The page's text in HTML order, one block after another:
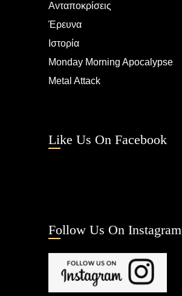
Ανταποκρίσεις
Έρευνα
Ιστορία
Monday Morning Apocalypse
Metal Attack
Like Us On Facebook
Follow Us On Instagram